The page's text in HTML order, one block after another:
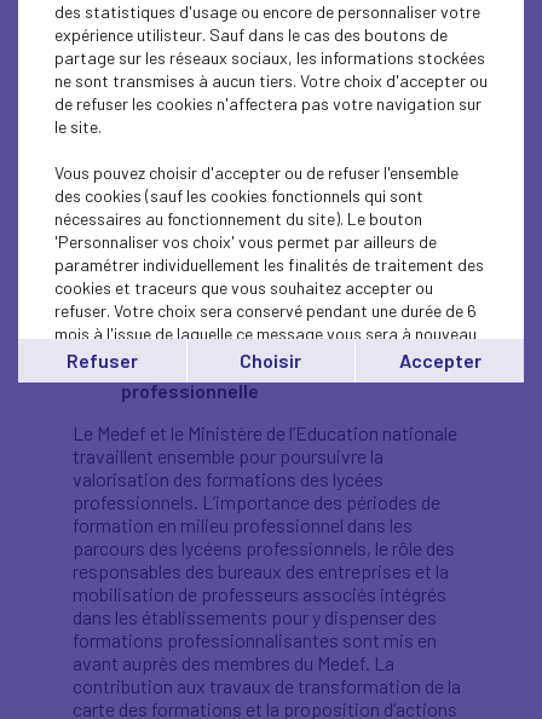
Elle repose sur trois volets principaux :
La découverte des métiers d’avenir
Cette découverte passe par les stages
d’immersion en 3e et 2nde générale et
place des femmes dans les métiers scientifiques,
techniques et technologiques qui fait écho à
l’initiative «Code F» du Medef, les Journées du
patrimoine économique (début octobre) qui
seront cette année consacrées à la jeunesse, et
les périodes d’immersion des personnels de
l’Education nationale dans nos entreprises pour
découvrir les métiers.
La volonté d’accompagner l’insertion
professionnelle
Le Medef et le Ministère de l’Education nationale
travaillent ensemble pour poursuivre la
valorisation des formations des lycées
professionnels. L’importance des périodes de
formation en milieu professionnel dans les
parcours des lycéens professionnels, le rôle des
responsables des bureaux des entreprises et la
mobilisation de professeurs associés intégrés
dans les établissements pour y dispenser des
formations professionnalisantes sont mis en
avant auprès des membres du Medef. La
contribution aux travaux de transformation de la
carte des formations et la proposition d’actions
des statistiques d'usage ou encore de personnaliser votre
expérience utilisteur. Sauf dans le cas des boutons de
partage sur les réseaux sociaux, les informations stockées
ne sont transmises à aucun tiers. Votre choix d'accepter ou
de refuser les cookies n'affectera pas votre navigation sur
le site.
Vous pouvez choisir d'accepter ou de refuser l'ensemble
des cookies (sauf les cookies fonctionnels qui sont
nécessaires au fonctionnement du site). Le bouton
'Personnaliser vos choix' vous permet par ailleurs de
paramétrer individuellement les finalités de traitement des
cookies et traceurs que vous souhaitez accepter ou
refuser. Votre choix sera conservé pendant une durée de 6
mois à l'issue de laquelle ce message vous sera à nouveau
affiché..
Vous pouvez modifier votre choix à tout moment en
cliquant sur le lien'cookies'en bas de page.
Refuser Choisir Accepter